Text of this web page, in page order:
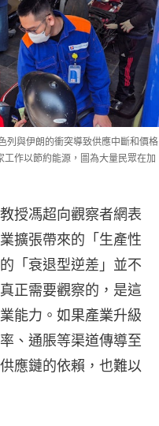
列與伊朗的衝突導致供應中斷和價格
作以節約能源，圖為大量民眾在加
授馮超向觀察者網表
擴張帶來的「生產性
「衰退型逆差」並不
正需要觀察的，是這
能力。如果產業升級
、通脹等渠道傳導至
應鏈的依賴，也難以